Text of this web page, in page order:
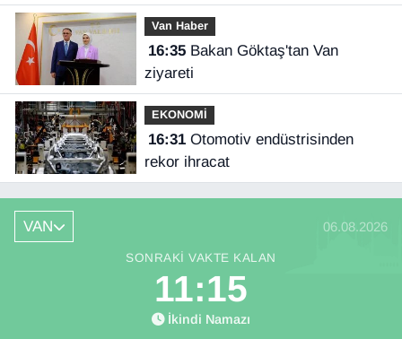
Van Haber
16:35Bakan Göktaş'tan Van
ziyareti
EKONOMİ
16:31Otomotiv endüstrisinden
rekor ihracat
VAN 06.08.2026
SONRAKI VAKTE KALAN
11:14
İkindi Namazı